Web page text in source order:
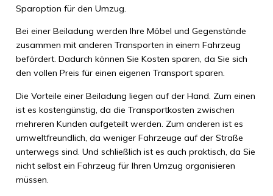
Sparoption für den Umzug.
Bei einer Beiladung werden Ihre Möbel und Gegenstände
zusammen mit anderen Transporten in einem Fahrzeug
befördert. Dadurch können Sie Kosten sparen, da Sie sich
den vollen Preis für einen eigenen Transport sparen.
Die Vorteile einer Beiladung liegen auf der Hand. Zum einen
ist es kostengünstig, da die Transportkosten zwischen
mehreren Kunden aufgeteilt werden. Zum anderen ist es
umweltfreundlich, da weniger Fahrzeuge auf der Straße
unterwegs sind. Und schließlich ist es auch praktisch, da Sie
nicht selbst ein Fahrzeug für Ihren Umzug organisieren
müssen.